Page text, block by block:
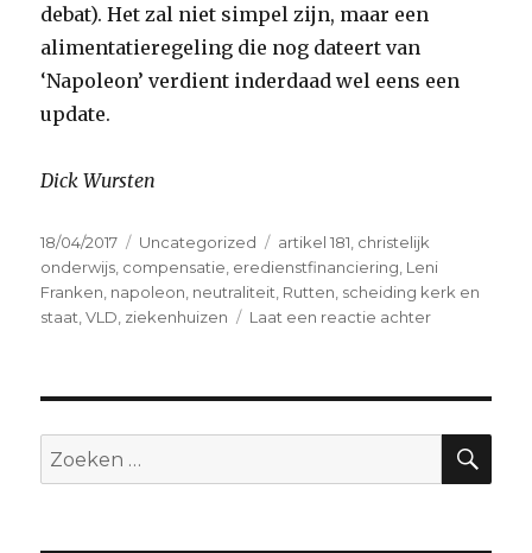
debat). Het zal niet simpel zijn, maar een
alimentatieregeling die nog dateert van
‘Napoleon’ verdient inderdaad wel eens een
update.
Dick Wursten
Geplaatst
op
18/04/2017 Categorieën
Uncategorized Tags
artikel 181 christelijk
onderwijs compensatie eredienstfinanciering Leni
Franken napoleon neutraliteit Rutten scheiding kerk en
staat ,VLD ziekenhuizen Laat een reactie achterop
?
Zoeken
naar: